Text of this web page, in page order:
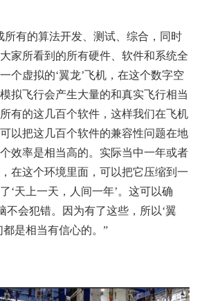
所有的算法开发、测试、综合，同时
家所看到的所有硬件、软件和系统全
个虚拟的‘翼龙’飞机，在这个数字空
拟飞行会产生大量的和真实飞行相当
有的这几百个软件，这样我们在飞机
以把这几百个软件的兼容性问题在地
效率是相当高的。实际当中一年或者
在这个环境里面，可以把它压缩到一
‘天上一天，人间一年’。这可以确
不会犯错。因为有了这些，所以‘翼
是相当有信心的。”